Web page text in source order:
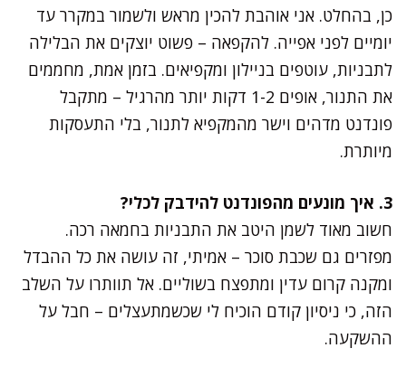
כן, בהחלט. אני אוהבת להכין מראש ולשמור במקרר עד
יומיים לפני אפייה. להקפאה – פשוט יוצקים את הבלילה
לתבניות, עוטפים בניילון ומקפיאים. בזמן אמת, מחממים
את התנור, אופים 1-2 דקות יותר מהרגיל – מתקבל
פונדנט מדהים וישר מהמקפיא לתנור, בלי התעסקות
מיותרת.
3. איך מונעים מהפונדנט להידבק לכלי?
חשוב מאוד לשמן היטב את התבניות בחמאה רכה.
מפזרים גם שכבת סוכר – אמיתי, זה עושה את כל ההבדל
ומקנה קרום עדין ומתפצח בשוליים. אל תוותרו על השלב
הזה, כי ניסיון קודם הוכיח לי שכשמתעצלים – חבל על
ההשקעה.